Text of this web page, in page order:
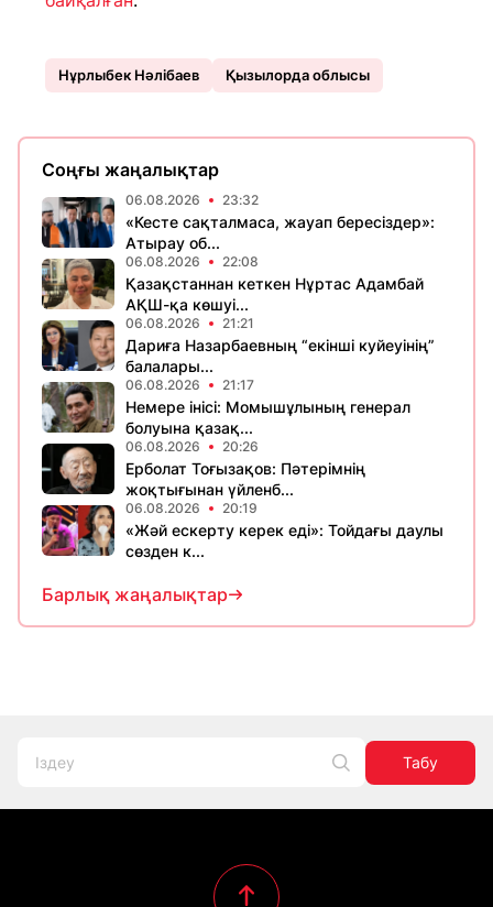
Нұрлыбек Нәлібаев Қызылорда облысы
Соңғы жаңалықтар
06.08.2026 23:32
«Кесте сақталмаса, жауап бересіздер»:
Атырау об...
06.08.2026 22:08
Қазақстаннан кеткен Нұртас Адамбай
АҚШ-қа көшуі...
06.08.2026 21:21
Дариға Назарбаевның “екінші куйеуінің”
балалары...
06.08.2026 21:17
Немере інісі: Момышұлының генерал
болуына қазақ...
06.08.2026 20:26
Ерболат Тоғызақов: Пәтерімнің
жоқтығынан үйленб...
06.08.2026 20:19
«Жәй ескерту керек еді»: Тойдағы даулы
сөзден к...
Барлық жаңалықтар
Табу